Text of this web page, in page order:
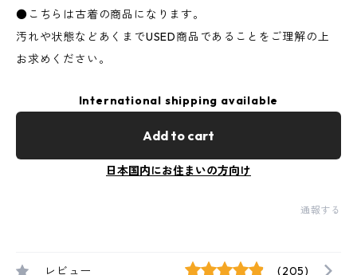
●こちらは古着の商品になります。
汚れや状態などあくまでUSED商品であることをご理解の上
お求めください。
International shipping available
Add to cart
日本国内にお住まいの方向け
通報する
レビュー (205)